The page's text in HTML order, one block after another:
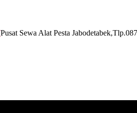
Pusat Sewa Alat Pesta